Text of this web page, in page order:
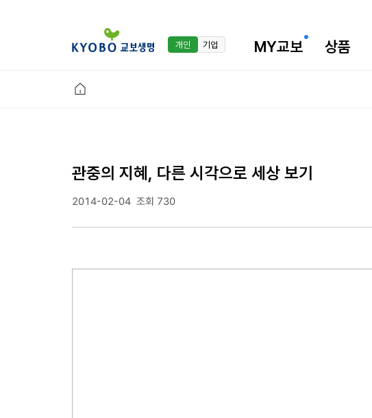
개인 기업 MY교보 상품
관중의 지혜, 다른 시각으로 세상 보기
2014-02-04 조회 730